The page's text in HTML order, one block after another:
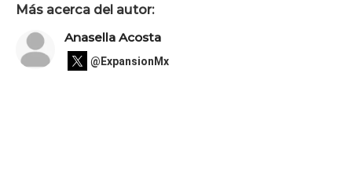
Más acerca del autor:
Anasella Acosta
@ExpansionMx